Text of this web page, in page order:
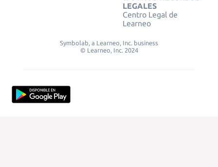
LEGALES
Centro Legal de
Learneo
Symbolab, a Learneo, Inc. business
© Learneo, Inc. 2024